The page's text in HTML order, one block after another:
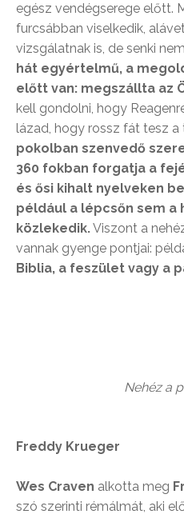
egész vendégserege előtt.
furcsábban viselkedik,
vizsgálatnak is, de senki
hát egyértelmű, a
előtt van: megszállta az
kell gondolni, hogy
lázad, hogy rossz fát tesz a
pokolban szenvedő
360 fokban forgatja a
és ősi kihalt nyelveken
például a lépcsőn sem a
közlekedik.Viszont a
vannak gyenge pontjai:
Biblia, a feszület vagy a
Nehéz a
Freddy Krueger
Wes Craven alkotta meg
szó szerinti rémálmát, aki